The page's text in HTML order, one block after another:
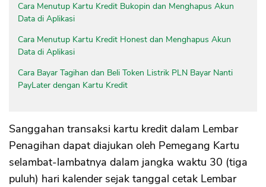
Cara Menutup Kartu Kredit Bukopin dan Menghapus Akun
Data di Aplikasi
Cara Menutup Kartu Kredit Honest dan Menghapus Akun
Data di Aplikasi
Cara Bayar Tagihan dan Beli Token Listrik PLN Bayar Nanti
PayLater dengan Kartu Kredit
Sanggahan transaksi kartu kredit dalam Lembar
Penagihan dapat diajukan oleh Pemegang Kartu
selambat-lambatnya dalam jangka waktu 30 (tiga
puluh) hari kalender sejak tanggal cetak Lembar